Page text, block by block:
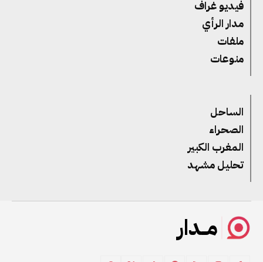
فيديو غراف
مدار الرأي
ملفات
منوعات
الساحل
الصحراء
المغرب الكبير
تحليل مشهد
مــدار